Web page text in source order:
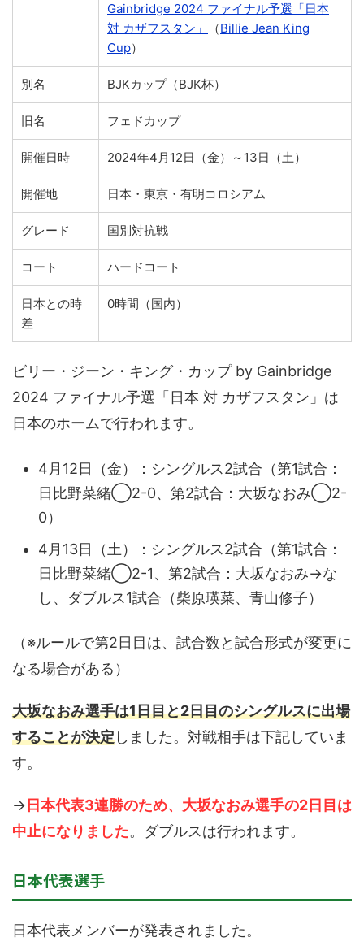
Gainbridge 2024 ファイナル予選「日本
対 カザフスタン」
（Billie Jean King
Cup）
別名 BJKカップ（BJK杯）
旧名 フェドカップ
開催日時 2024年4月12日（金）～13日（土）
開催地 日本・東京・有明コロシアム
グレード 国別対抗戦
コート ハードコート
日本との時
差
0時間（国内）
ビリー・ジーン・キング・カップ by Gainbridge
2024 ファイナル予選「日本 対 カザフスタン」は
日本のホームで行われます。
4月12日（金）：シングルス2試合（第1試合：
日比野菜緒◯2-0、第2試合：大坂なおみ◯2-
0）
4月13日（土）：シングルス2試合（第1試合：
日比野菜緒◯2-1、第2試合：大坂なおみ→な
し、ダブルス1試合（柴原瑛菜、青山修子）
（※ルールで第2日目は、試合数と試合形式が変更に
なる場合がある）
大坂なおみ選手は1日目と2日目のシングルスに出場
することが決定しました。対戦相手は下記していま
す。
→ 日本代表3連勝のため、大坂なおみ選手の2日目は
中止になりました。ダブルスは行われます。
日本代表選手
日本代表メンバーが発表されました。